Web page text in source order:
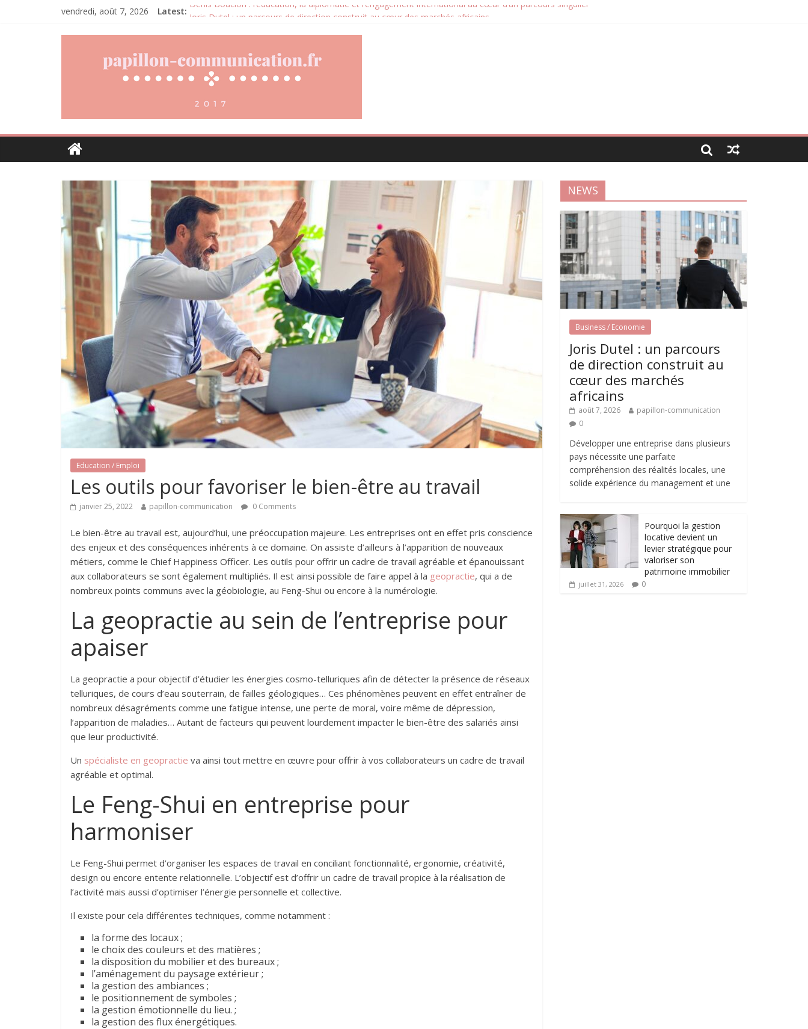
vendredi, août 7, 2026 Latest: Denis Bouclon : l’éducation, la diplomatie et l’engagement international au cœur d’un parcours singulier
Pourquoi la gestion locative devient un levier stratégique pour valoriser son patrimoine immobilier
Daniel Moquet : quand les avis clients deviennent un levier d’amélioration continue ?
Agria : une assurance santé animale conçue pour répondre aux besoins des propriétaires
Education / Emploi
Les outils pour favoriser le bien-être au travail
janvier 25, 2022 papillon-communication 0 Comments
Le bien-être au travail est, aujourd’hui, une préoccupation majeure. Les entreprises ont en effet pris conscience
des enjeux et des conséquences inhérents à ce domaine. On assiste d’ailleurs à l’apparition de nouveaux
métiers, comme le Chief Happiness Officer. Les outils pour offrir un cadre de travail agréable et épanouissant
aux collaborateurs se sont également multipliés. Il est ainsi possible de faire appel à la geopractie, qui a de
nombreux points communs avec la géobiologie, au Feng-Shui ou encore à la numérologie.
La geopractie au sein de l’entreprise pour
apaiser
La geopractie a pour objectif d’étudier les énergies cosmo-telluriques afin de détecter la présence de réseaux
telluriques, de cours d’eau souterrain, de failles géologiques… Ces phénomènes peuvent en effet entraîner de
nombreux désagréments comme une fatigue intense, une perte de moral, voire même de dépression,
l’apparition de maladies… Autant de facteurs qui peuvent lourdement impacter le bien-être des salariés ainsi
que leur productivité.
Un spécialiste en geopractie va ainsi tout mettre en œuvre pour offrir à vos collaborateurs un cadre de travail
agréable et optimal.
Le Feng-Shui en entreprise pour
harmoniser
Le Feng-Shui permet d’organiser les espaces de travail en conciliant fonctionnalité, ergonomie, créativité,
design ou encore entente relationnelle. L’objectif est d’offrir un cadre de travail propice à la réalisation de
l’activité mais aussi d’optimiser l’énergie personnelle et collective.
Il existe pour cela différentes techniques, comme notamment :
la forme des locaux ;
le choix des couleurs et des matières ;
la disposition du mobilier et des bureaux ;
l’aménagement du paysage extérieur ;
la gestion des ambiances ;
le positionnement de symboles ;
la gestion émotionnelle du lieu. ;
la gestion des flux énergétiques.
NEWS
Business / Economie
Joris Dutel : un parcours
de direction construit au
cœur des marchés
africains
août 7, 2026
papillon-communication
0
Développer une entreprise dans plusieurs
pays nécessite une parfaite
compréhension des réalités locales, une
solide expérience du management et une
Pourquoi la gestion
locative devient un
levier stratégique pour
valoriser son
patrimoine immobilier
juillet 31, 2026 0